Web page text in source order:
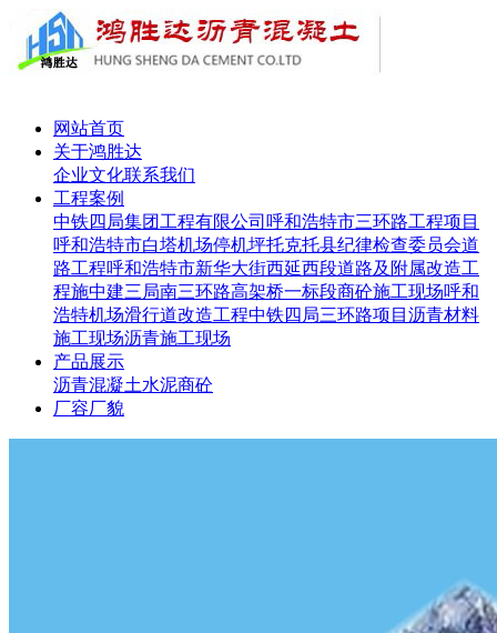
网站首页
关于鸿胜达
企业文化联系我们
工程案例
中铁四局集团工程有限公司呼和浩特市三环路工程项目
呼和浩特市白塔机场停机坪托克托县纪律检查委员会道
路工程呼和浩特市新华大街西延西段道路及附属改造工
程施中建三局南三环路高架桥一标段商砼施工现场呼和
浩特机场滑行道改造工程中铁四局三环路项目 沥青材料
施工现场沥青施工现场
产品展示
沥青混凝土水泥商砼
厂容厂貌